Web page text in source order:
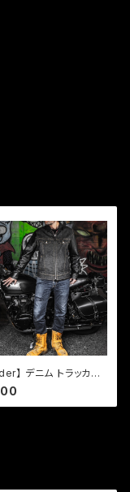
】 デニム トラッカー
「XR-001」 バイクウ
プスキン 岡山デニム